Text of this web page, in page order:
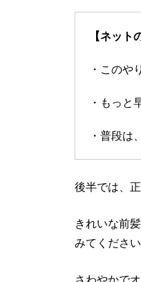
【ネット
・このや
・もっと
・普段は
後半では、
きれいな前
みてください